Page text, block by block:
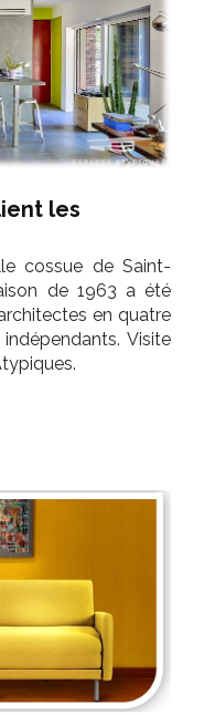
les
cossue de Saint-
de 1963 a été
en quatre
Visite